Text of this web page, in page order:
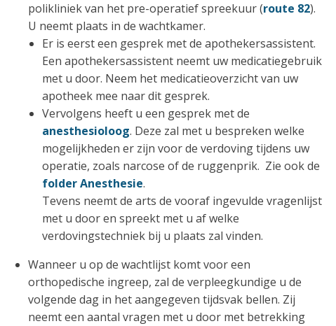
polikliniek van het pre-operatief spreekuur (route 82).
U neemt plaats in de wachtkamer.
Er is eerst een gesprek met de apothekersassistent.
Een apothekersassistent neemt uw medicatiegebruik
met u door. Neem het medicatieoverzicht van uw
apotheek mee naar dit gesprek.
Vervolgens heeft u een gesprek met de
anesthesioloog. Deze zal met u bespreken welke
mogelijkheden er zijn voor de verdoving tijdens uw
operatie, zoals narcose of de ruggenprik. Zie ook de
folder Anesthesie.
Tevens neemt de arts de vooraf ingevulde vragenlijst
met u door en spreekt met u af welke
verdovingstechniek bij u plaats zal vinden.
Wanneer u op de wachtlijst komt voor een
orthopedische ingreep, zal de verpleegkundige u de
volgende dag in het aangegeven tijdsvak bellen. Zij
neemt een aantal vragen met u door met betrekking